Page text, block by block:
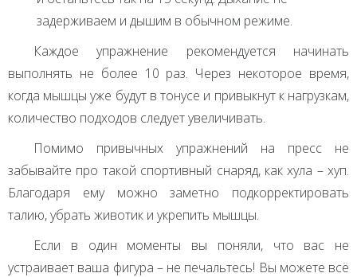
задерживаем и дышим в обычном режиме.
Каждое упражнение рекомендуется начинать
выполнять не более 10 раз. Через некоторое время,
когда мышцы уже будут в тонусе и привыкнут к нагрузкам,
количество подходов следует увеличивать.
Помимо привычных упражнений на пресс не
забывайте про такой спортивный снаряд, как хула – хуп.
Благодаря ему можно заметно подкорректировать
талию, убрать животик и укрепить мышцы.
Если в один моменты вы поняли, что вас не
устраивает ваша фигура – не печальтесь! Вы можете всё